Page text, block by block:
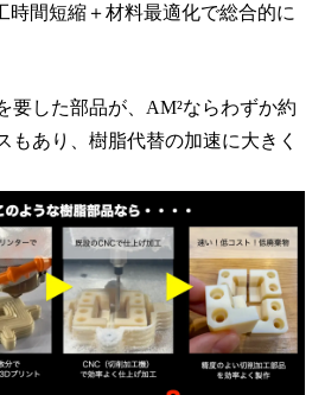
時間短縮＋材料最適化で総合的に
要した部品が、AM²ならわずか約
もあり、樹脂代替の加速に大きく